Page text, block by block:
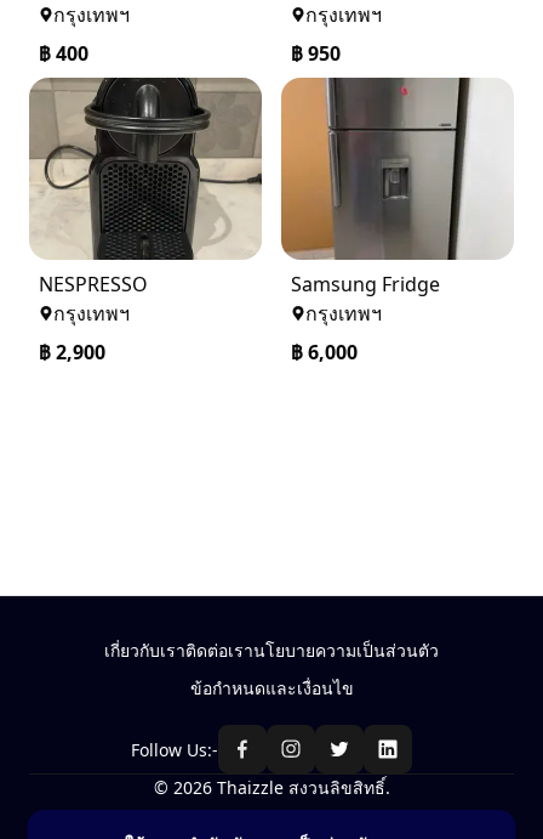
กรุงเทพฯ
฿400
กรุงเทพฯ
฿950
NESPRESSO
กรุงเทพฯ
฿2,900
Samsung Fridge
กรุงเทพฯ
฿6,000
เกี่ยวกับเราติดต่อเรานโยบายความเป็นส่วนตัว
ข้อกำหนดและเงื่อนไข
Follow Us:-
© 2026 Thaizzle สงวนลิขสิทธิ์.